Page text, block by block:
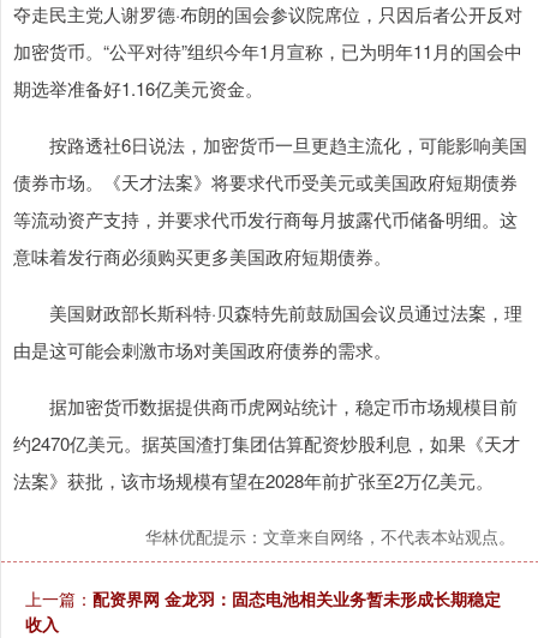
夺走民主党人谢罗德·布朗的国会参议院席位，只因后者公开反对
加密货币。“公平对待”组织今年1月宣称，已为明年11月的国会中
期选举准备好1.16亿美元资金。
按路透社6日说法，加密货币一旦更趋主流化，可能影响美国
债券市场。《天才法案》将要求代币受美元或美国政府短期债券
等流动资产支持，并要求代币发行商每月披露代币储备明细。这
意味着发行商必须购买更多美国政府短期债券。
美国财政部长斯科特·贝森特先前鼓励国会议员通过法案，理
由是这可能会刺激市场对美国政府债券的需求。
据加密货币数据提供商币虎网站统计，稳定币市场规模目前
约2470亿美元。据英国渣打集团估算配资炒股利息，如果《天才
法案》获批，该市场规模有望在2028年前扩张至2万亿美元。
华林优配提示：文章来自网络，不代表本站观点。
上一篇： 配资界网 金龙羽：固态电池相关业务暂未形成长期稳定
收入